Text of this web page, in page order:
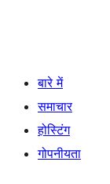
बारे में
समाचार
होस्टिंग
गोपनीयता